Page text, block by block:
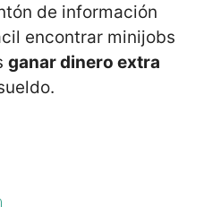
de información
encontrar minijobs
ganar dinero extra